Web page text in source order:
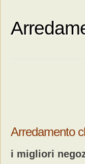
Arredamento
i migliori